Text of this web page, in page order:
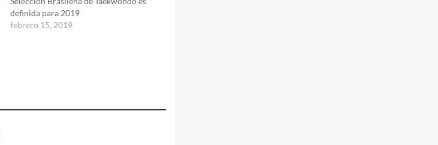
definida para 2019
febrero 15, 2019